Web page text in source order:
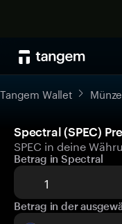
Tangem Wallet
Spectral (SPEC)
SPEC in deine
Betrag in Spectral
Betrag in der